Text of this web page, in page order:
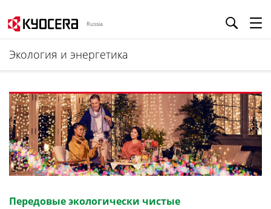
Russia
Экология и энергетика
Передовые экологически чистые